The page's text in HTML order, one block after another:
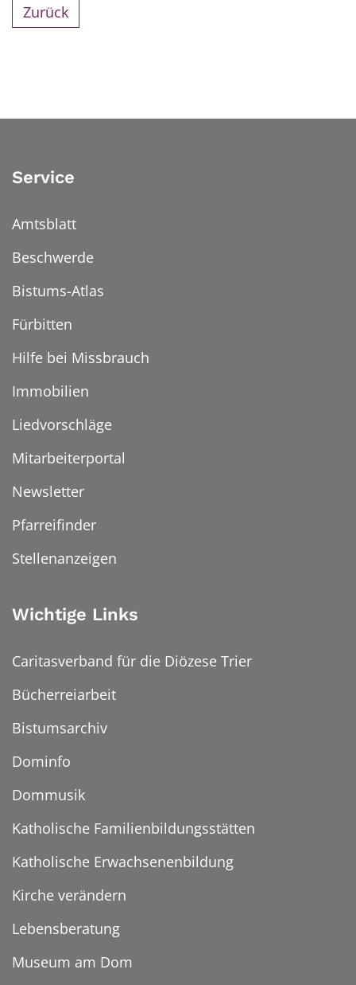
Zurück
Service
Amtsblatt
Beschwerde
Bistums-Atlas
Fürbitten
Hilfe bei Missbrauch
Immobilien
Liedvorschläge
Mitarbeiterportal
Newsletter
Pfarreifinder
Stellenanzeigen
Wichtige Links
Caritasverband für die Diözese Trier
Bücherreiarbeit
Bistumsarchiv
Dominfo
Dommusik
Katholische Familienbildungsstätten
Katholische Erwachsenenbildung
Kirche verändern
Lebensberatung
Museum am Dom